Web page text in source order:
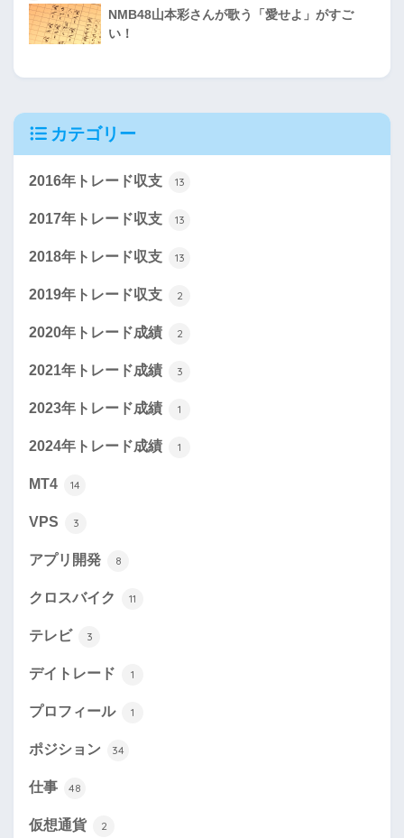
NMB48山本彩さんが歌う「愛せよ」がすご
い！
カテゴリー
2016年トレード収支 13
2017年トレード収支 13
2018年トレード収支 13
2019年トレード収支 2
2020年トレード成績 2
2021年トレード成績 3
2023年トレード成績 1
2024年トレード成績 1
MT4 14
VPS 3
アプリ開発 8
クロスバイク 11
テレビ 3
デイトレード 1
プロフィール 1
ポジション 34
仕事 48
仮想通貨 2